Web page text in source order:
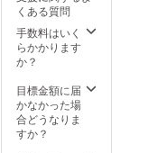
くある質問
手数料はいく
らかかります
か？
目標金額に届
かなかった場
合どうなりま
すか？